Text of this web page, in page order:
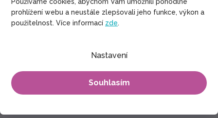
prohlížení webu a neustále zlepšovali jeho funkce, výkon a
použitelnost. Více informací zde.
Nastavení
Souhlasím